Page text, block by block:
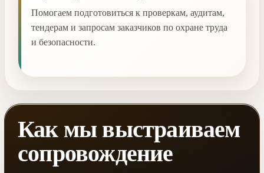
Помогаем подготовиться к проверкам, аудитам,
тендерам и запросам заказчиков по охране труда
и безопасности.
Как мы выстраиваем
сопровождение